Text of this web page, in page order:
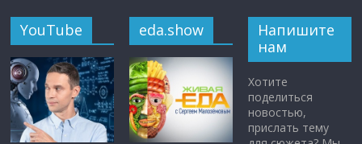
YouTube eda.show
Напишите
нам
Хотите
поделиться
новостью,
прислать тему